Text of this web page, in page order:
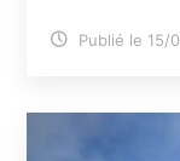
Publié le 15/